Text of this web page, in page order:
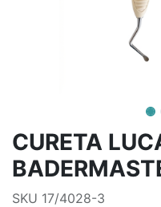
CURETA
SKU 17/4028-3